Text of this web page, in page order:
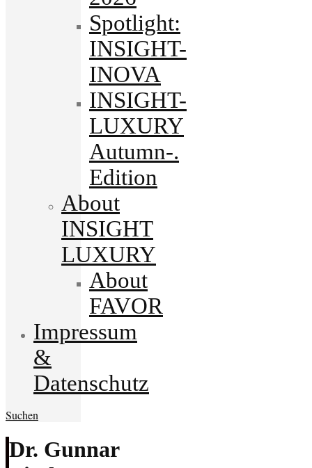
Spotlight:
INSIGHT-
INOVA
INSIGHT-
LUXURY
Autumn-.
Edition
About
INSIGHT
LUXURY
About
FAVOR
Impressum
&
Datenschutz
Suchen
Dr. Gunnar